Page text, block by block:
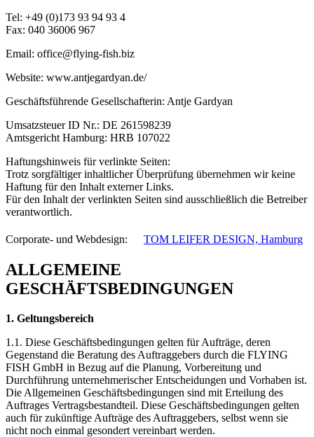
Tel: +49 (0)173 93 94 93 4
Fax: 040 36006 967
Email: office@flying-fish.biz
Website: www.antjegardyan.de/
Geschäftsführende Gesellschafterin: Antje Gardyan
Umsatzsteuer ID Nr.: DE 261598239
Amtsgericht Hamburg: HRB 107022
Haftungshinweis für verlinkte Seiten:
Trotz sorgfältiger inhaltlicher Überprüfung übernehmen wir keine
Haftung für den Inhalt externer Links.
Für den Inhalt der verlinkten Seiten sind ausschließlich die Betreiber
verantwortlich.
Corporate- und Webdesign: ﾠ TOM LEIFER DESIGN, Hamburg
ALLGEMEINE
GESCHÄFTSBEDINGUNGEN
1. Geltungsbereich
1.1. Diese Geschäftsbedingungen gelten für Aufträge, deren
Gegenstand die Beratung des Auftraggebers durch die FLYING
FISH GmbH in Bezug auf die Planung, Vorbereitung und
Durchführung unternehmerischer Entscheidungen und Vorhaben ist.
Die Allgemeinen Geschäftsbedingungen sind mit Erteilung des
Auftrages Vertragsbestandteil. Diese Geschäftsbedingungen gelten
auch für zukünftige Aufträge des Auftraggebers, selbst wenn sie
nicht noch einmal gesondert vereinbart werden.